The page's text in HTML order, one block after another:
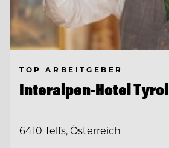
TOP ARBEITGEBER
Interalpen-Hotel Tyrol
6410 Telfs, Österreich